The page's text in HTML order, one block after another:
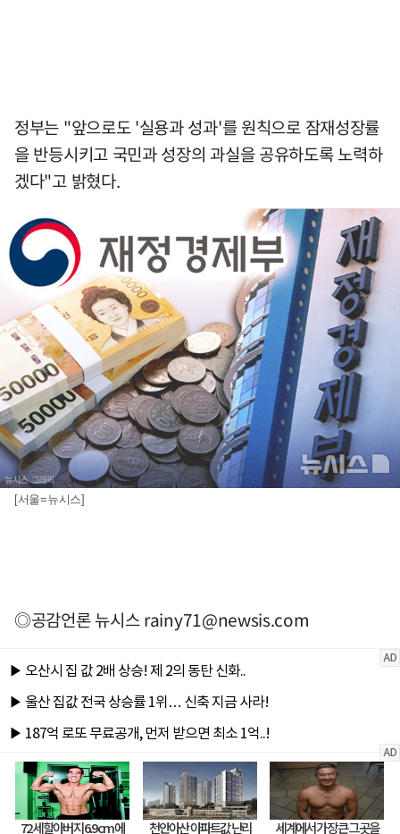
정부는 "앞으로도 '실용과 성과'를 원칙으로 잠재성장률
을 반등시키고 국민과 성장의 과실을 공유하도록 노력하
겠다"고 밝혔다.
[서울=뉴시스]
◎공감언론 뉴시스rainy71@newsis.com